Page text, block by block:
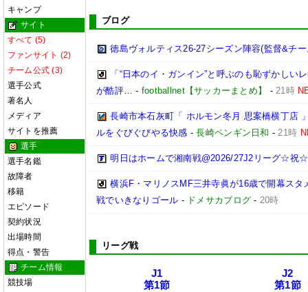
キャンプ
サイト
すべて (5)
ファンサイト (2)
チーム公式 (3)
選手公式
著名人
メディア
サイトを推薦
選手
選手名鑑
故障者
移籍
エピソード
契約状況
出場時間
得点・警告
チーム情報
競技場
ブログ
徳島ヴォルティス26-27シーズン陣容(監督&チ
「“日本のイ・ガンイン”と呼ぶのも恥ずかしい
が酷評… - footballnet【サッカーまとめ】 -21時
長崎市本石灰町「 ホルモン冬月 思案橋横丁店
ルをぐびぐびやる快感 -長崎ペンギン日和 -21時
明日はホームで湘南戦@2026/27J2リーグ☆
横浜F・マリノスMF三井寺眞が16歳で開幕ス
戦でいきなりゴール - ドメサカブログ - 20時
リーグ戦
J1
第1節
J2
第1節